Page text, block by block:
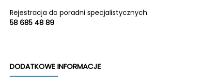
Rejestracja do poradni specjalistycznych
58 685 48 89
DODATKOWE INFORMACJE